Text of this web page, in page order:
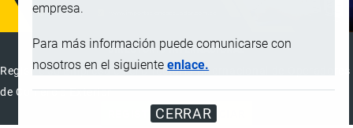
empresa.
Para más información puede comunicarse con
nosotros en el siguienteenlace.
CERRAR
DIRECTORIO INTERNACIONAL
Registre su Empresa en el Directorio Internacional de Operadores
de Comercio Exterior
REGISTRAR
ANUNCIAR